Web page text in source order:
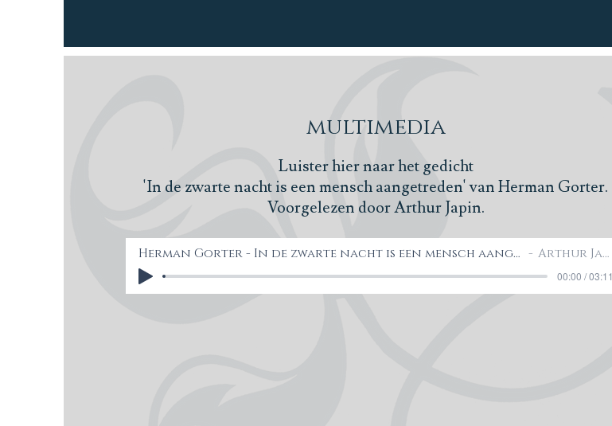
multimedia
Luister hier naar het gedicht
'In de zwarte nacht is een mensch aangetreden' van Herman Gorter.
Voorgelezen door Arthur Japin.
Herman Gorter - In de zwarte nacht is een mensch aangetreden Arthur Japin
00:00 / 03:11